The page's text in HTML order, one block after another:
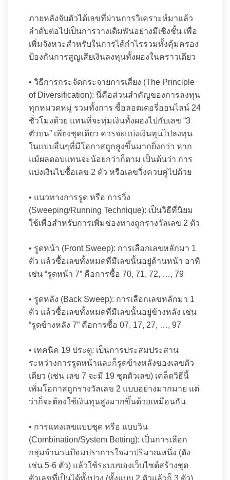
ภายหลังจับตัวได้เลขที่ผ่านการวิเคราะห์มาแล้ว
ลำดับต่อไปเป็นการวางเดิมพันอย่างมีเชิงชั้น เพื่อ
เพิ่มจังหวะสำหรับในการได้กำไรรวมทั้งคุ้มครอง
ป้องกันการสูญเสียเงินลงทุนทั้งผองในคราวเดียว
• วิธีการกระจัดกระจายการเสี่ยง (The Principle
of Diversification): นี่คือส่วนสำคัญของการลงทุน
ทุกหมวดหมู่ รวมทั้งการ ซื้อลอตเตอรี่ออนไลน์ 24
ชั่วโมงด้วย แทนที่จะทุ่มเงินทั้งผองไปกับเลข “3
ตัวบน” เพียงชุดเดียว ควรจะแบ่งเงินทุนไปลงทุน
ในแบบอื่นๆที่มีโอกาสถูกสูงขึ้นมากยิ่งกว่า หาก
แม้ผลตอบแทนจะน้อยกว่าก็ตาม เป็นต้นว่า การ
แบ่งเงินไปซื้อเลข 2 ตัว หรือเลขวิ่งควบคู่ไปด้วย
• แนวทางการรูด หรือ การวิ่ง
(Sweeping/Running Technique): เป็นวิธีที่นิยม
ใช้เพื่อสำหรับการเพิ่มช่องทางถูกรางวัลเลข 2 ตัว
• รูดหน้า (Front Sweep): การเลือกเลขหลักมา 1
ตัว แล้วซื้อเลขทั้งหมดที่มีเลขนั้นอยู่ด้านหน้า อาทิ
เช่น “รูดหน้า 7” คือการซื้อ 70, 71, 72, …, 79
• รูดหลัง (Back Sweep): การเลือกเลขหลักมา 1
ตัว แล้วซื้อเลขทั้งหมดที่มีเลขนั้นอยู่ข้างหลัง เช่น
“รูดข้างหลัง 7” คือการซื้อ 07, 17, 27, …, 97
• เทคนิค 19 ประตู: เป็นการประสมประสาน
ระหว่างการรูดหน้าและก็รูดข้างหลังของเลขตัว
เดียว (เช่น เลข 7 จะมี 19 ชุดตัวเลข) เคล็ดวิธีนี้
เพิ่มโอกาสถูกรางวัลเลข 2 แบบอย่างมากมาย แต่
ว่าก็จะต้องใช้เงินทุนสูงมากขึ้นด้วยเหมือนกัน
• การแทงเลขแบบชุด หรือ แบบวิน
(Combination/System Betting): เป็นการเลือก
กลุ่มจำนวนป้อมปราการใจมาปริมาณหนึ่ง (ดัง
เช่น 5-6 ตัว) แล้วใช้ระบบของเว็บไซต์สร้างชุด
ตัวเลขที่เป็นได้ทั้งปวง (ทั้งแบบ 2 ตัวแล้วก็ 3 ตัว)